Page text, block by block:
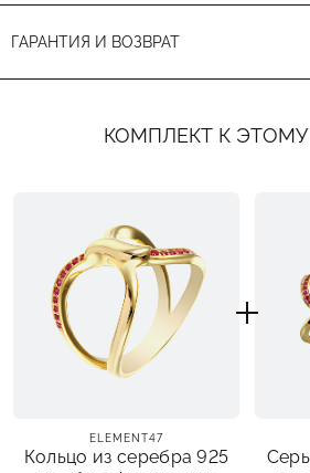
ГАРАНТИЯ И ВОЗВРАТ
КОМПЛЕКТ К
ELEMENT47
Кольцо из серебра 925